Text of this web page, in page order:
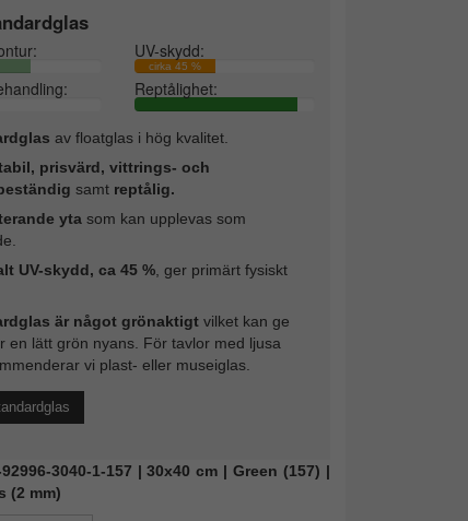
UV-skydd:
cirka 45 %
Reptålighet:
av floatglas i hög kvalitet.
prisvärd, vittrings- och
samt reptålig.
yta som kan upplevas som
UV-skydd, ca 45 %, ger primärt fysiskt
är något grönaktigtvilket kan ge
en lätt grön nyans. För tavlor med ljusa
vi plast- eller museiglas.
3040-1-157 | 30x40 cm | Green (157) |
(2 mm)